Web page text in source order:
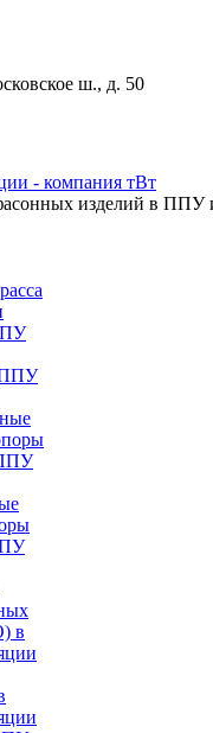
Московское ш.,
изделий в ППУ
ППУ
в